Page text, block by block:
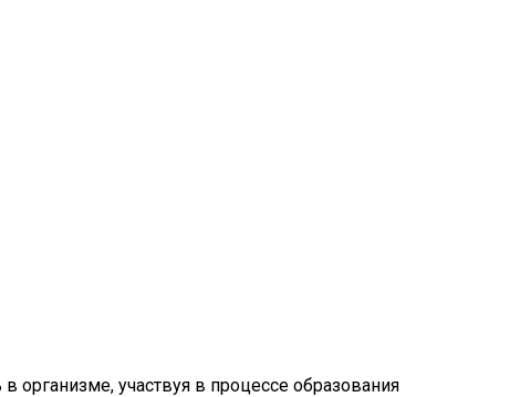
участвуя в процессе образования